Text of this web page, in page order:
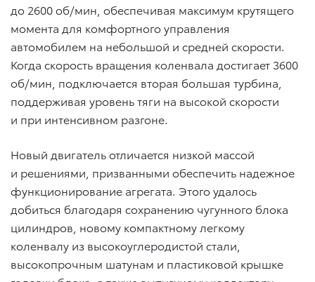
до 2600 об/мин, обеспечивая максимум крутящего
момента для комфортного управления
автомобилем на небольшой и средней скорости.
Когда скорость вращения коленвала достигает 3600
об/мин, подключается вторая большая турбина,
поддерживая уровень тяги на высокой скорости
и при интенсивном разгоне.
Новый двигатель отличается низкой массой
и решениями, призванными обеспечить надежное
функционирование агрегата. Этого удалось
добиться благодаря сохранению чугунного блока
цилиндров, новому компактному легкому
коленвалу из высокоуглеродистой стали,
высокопрочным шатунам и пластиковой крышке